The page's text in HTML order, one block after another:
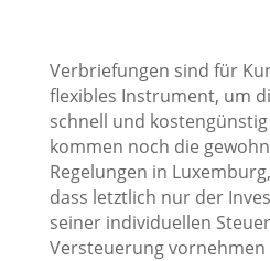
Verbriefungen sind für
flexibles Instrument, um
schnell und
kommen noch die
Regelungen in
dass letztlich nur der
seiner individuellen
Versteuerung vornehmen